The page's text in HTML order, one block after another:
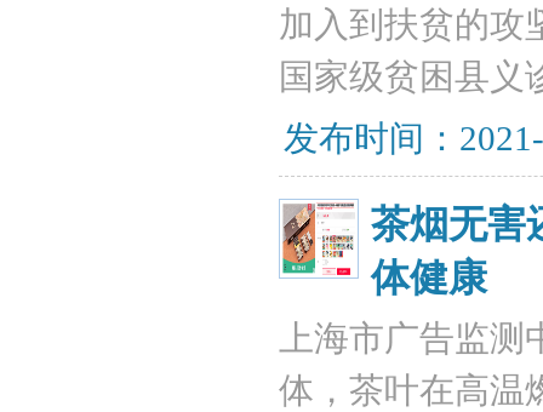
加入到扶贫的攻
国家级贫困县义
发布时间：
茶烟无害
体健康
上海市广告监
体，茶叶在高温